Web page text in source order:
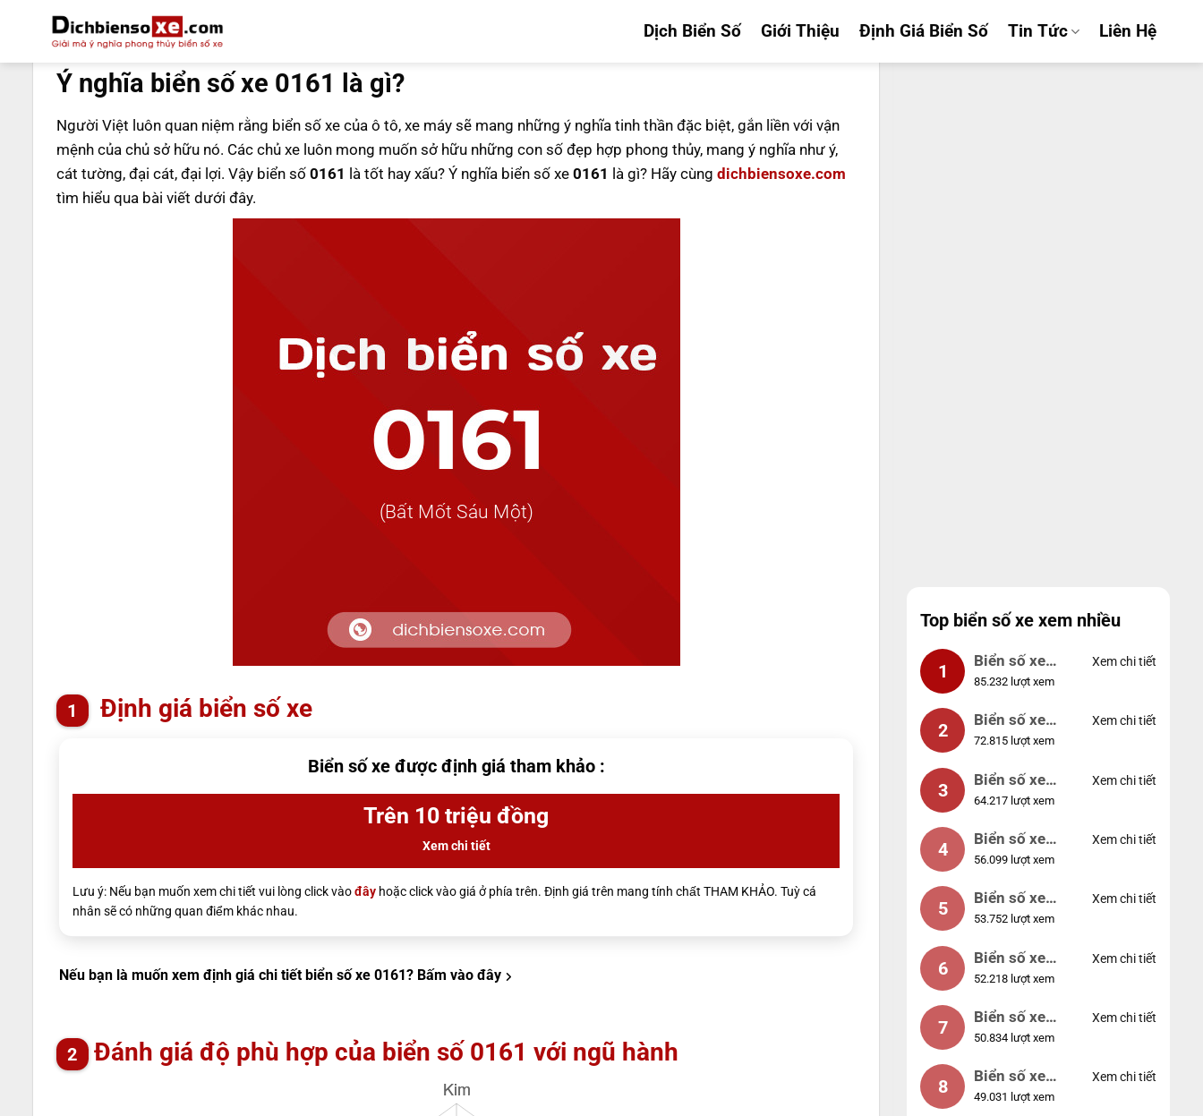
nội
Dịch Biển Số Giới Thiệu Định Giá Biển Số Tin Tức Liên Hệ
Ý nghĩa biển số xe 0161 là gì?
Người Việt luôn quan niệm rằng biển số xe của ô tô, xe máy sẽ mang những ý nghĩa tinh thần đặc biệt, gắn liền với vận
mệnh của chủ sở hữu nó. Các chủ xe luôn mong muốn sở hữu những con số đẹp hợp phong thủy, mang ý nghĩa như ý,
cát tường, đại cát, đại lợi. Vậy biển số 0161 là tốt hay xấu? Ý nghĩa biển số xe 0161 là gì? Hãy cùng dichbiensoxe.com
tìm hiểu qua bài viết dưới đây.
Định giá biển số xe
Biển số xe được định giá tham khảo :
Trên 10 triệu đồng
Xem chi tiết
Lưu ý: Nếu bạn muốn xem chi tiết vui lòng click vàođâyhoặc click vào giá ở phía trên. Định giá trên mang tính chất THAM KHẢO. Tuỳ cá
nhân sẽ có những quan điểm khác nhau.
Nếu bạn là muốn xem định giá chi tiết biển số xe 0161?Bấm vào đây
Đánh giá độ phù hợp của biển số 0161 với ngũ hành
Top biển số xe xem nhiều
1
Biển số xe
99999
85.232 lượt xem
Xem chi tiết
2
Biển số xe
04953
72.815 lượt xem
Xem chi tiết
3
Biển số xe
88888
64.217 lượt xem
Xem chi tiết
4
Biển số xe
12345
56.099 lượt xem
Xem chi tiết
5
Biển số xe
66666
53.752 lượt xem
Xem chi tiết
6
Biển số xe
11111
52.218 lượt xem
Xem chi tiết
7
Biển số xe
44444
50.834 lượt xem
Xem chi tiết
8
Biển số xe
77777
49.031 lượt xem
Xem chi tiết